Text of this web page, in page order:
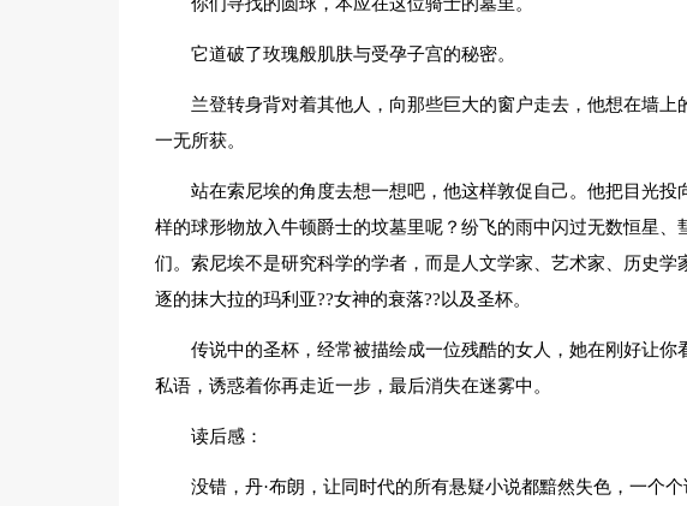
它道破了玫瑰般肌肤与受孕子宫的秘密。
兰登转身背对着其他人，向那些巨大的窗户走去，他想在墙
一无所获。
站在索尼埃的角度去想一想吧，他这样敦促自己。他把目光
样的球形物放入牛顿爵士的坟墓里呢？纷飞的雨中闪过无数恒星
们。索尼埃不是研究科学的学者，而是人文学家、艺术家、历史学
逐的抹大拉的玛利亚??女神的衰落??以及圣杯。
传说中的圣杯，经常被描绘成一位残酷的女人，她在刚好让
私语，诱惑着你再走近一步，最后消失在迷雾中。
读后感：
没错，丹·布朗，让同时代的所有悬疑小说都黯然失色，一个